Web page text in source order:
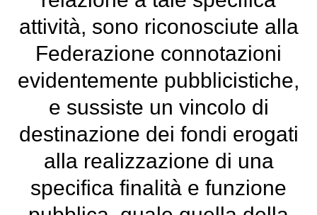
attività, sono riconosciute alla
Federazione connotazioni
evidentemente pubblicistiche,
e sussiste un vincolo di
destinazione dei fondi erogati
alla realizzazione di una
specifica finalità e funzione